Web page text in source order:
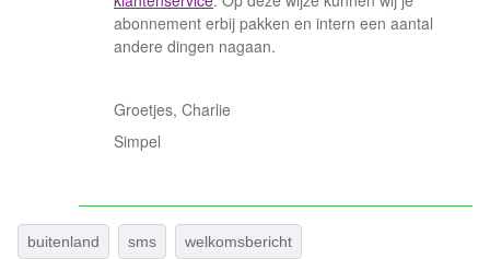
abonnement erbij pakken en intern een aantal
andere dingen nagaan.
Groetjes, Charlie
Simpel
buitenland sms welkomsbericht